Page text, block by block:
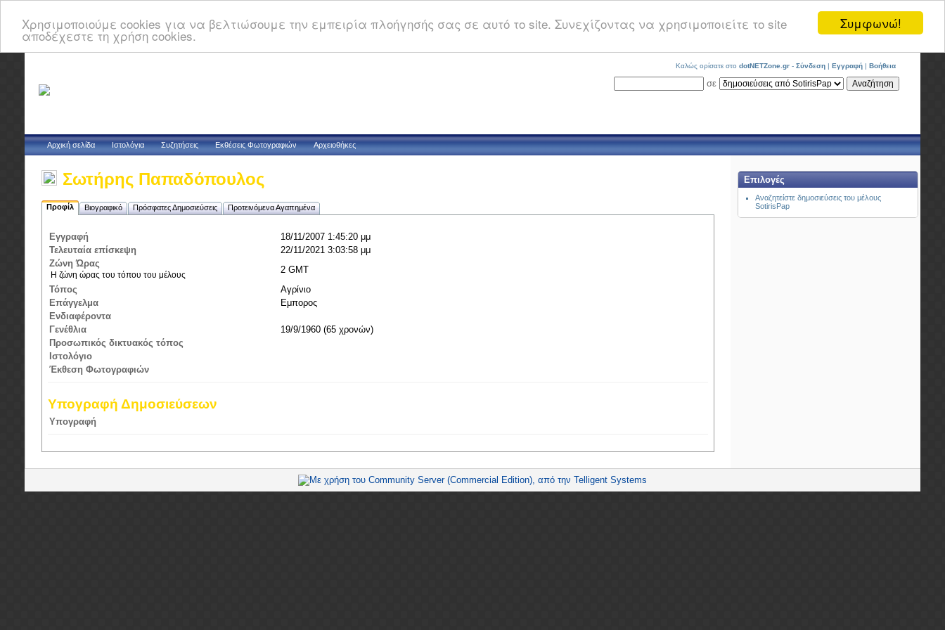
Συμφωνώ!
Χρησιμοποιούμε cookies για να βελτιώσουμε την εμπειρία πλοήγησής σας σε αυτό το site. Συνεχίζοντας να χρησιμοποιείτε το site
αποδέχεστε τη χρήση cookies.
Καλώς ορίσατε στο dotNETZone.gr - Σύνδεση | Εγγραφή | Βοήθεια
σε
Αρχική σελίδα Ιστολόγια Συζητήσεις Εκθέσεις Φωτογραφιών Αρχειοθήκες
Σωτήρης Παπαδόπουλος
Προφίλ Βιογραφικό Πρόσφατες Δημοσιεύσεις Προτεινόμενα Αγαπημένα
Εγγραφή
18/11/2007 1:45:20 μμ
Τελευταία επίσκεψη
22/11/2021 3:03:58 μμ
Ζώνη Ώρας
Η ζώνη ώρας του τόπου του μέλους
2 GMT
Τόπος
Αγρίνιο
Επάγγελμα
Εμπορος
Ενδιαφέροντα
Γενέθλια
19/9/1960 (65 χρονών)
Προσωπικός δικτυακός τόπος
Ιστολόγιο
Έκθεση Φωτογραφιών
Υπογραφή Δημοσιεύσεων
Υπογραφή
Επιλογές
Αναζητείστε δημοσιεύσεις του μέλους
SotirisPap